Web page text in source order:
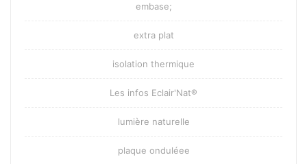
embase;
extra plat
isolation thermique
Les infos Eclair'Nat®
lumière naturelle
plaque onduléee